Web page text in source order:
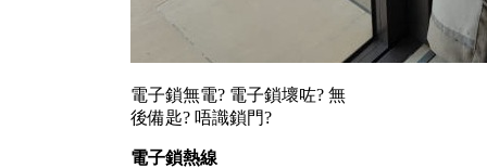
電子鎖無電? 電子鎖壞咗? 無
後備匙? 唔識鎖門?
電子鎖熱線